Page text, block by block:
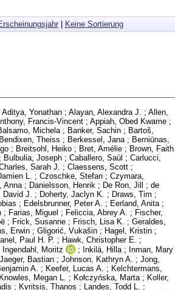
| Keine Sortierung
Aditya, Yonathan ; Alayan, Alexandra J. ; Allen,
Francis-Vincent ; Appiah, Obed Kwame ;
Michela ; Banker, Sachin ; Bartoš,
Bendixen, Theiss ; Berkessel, Jana ; Berniūnas,
; Breitsohl, Heiko ; Bret, Amélie ; Brown, Faith
; Bulbulia, Joseph ; Caballero, Saúl ; Carlucci,
Sarah J. ; Claessens, Scott ;
L. ; Czoschke, Stefan ; Czymara,
Anna ; Danielsson, Henrik ; De Ron, Jill ; de
David J. ; Doherty, Jaclyn K. ; Draws, Tim ;
; Edelsbrunner, Peter A. ; Eerland, Anita ;
; Farias, Miguel ; Feliccia, Abrey A. ; Fischer,
; Frick, Susanne ; Frisch, Lisa K. ; Geraldes,
Erwin ; Gligorić, Vukašin ; Hagel, Kristin ;
Paul H. P. ; Hawk, Christopher E.
;
Ingendahl, Moritz ; Inkilä, Hilla ; Inman, Mary
Jaeger, Bastian ; Johnson, Kathryn A. ; Jong,
A. ; Keefer, Lucas A. ; Kelchtermans,
Knowles, Megan L. ; Kołczyńska, Marta ; Koller,
; Kyritsis, Thanos ; Landes, Todd L.
;